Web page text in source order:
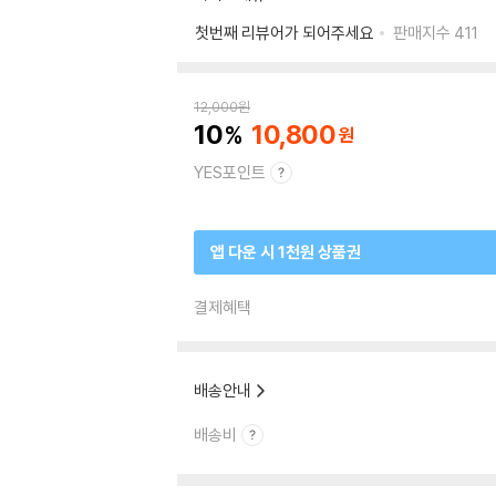
첫번째 리뷰어가 되어주세요
판매지수 411
12,000원
10 10,800
YES포인트
앱 다운 시 1천원 상품권
결제혜택
배송안내
배송비